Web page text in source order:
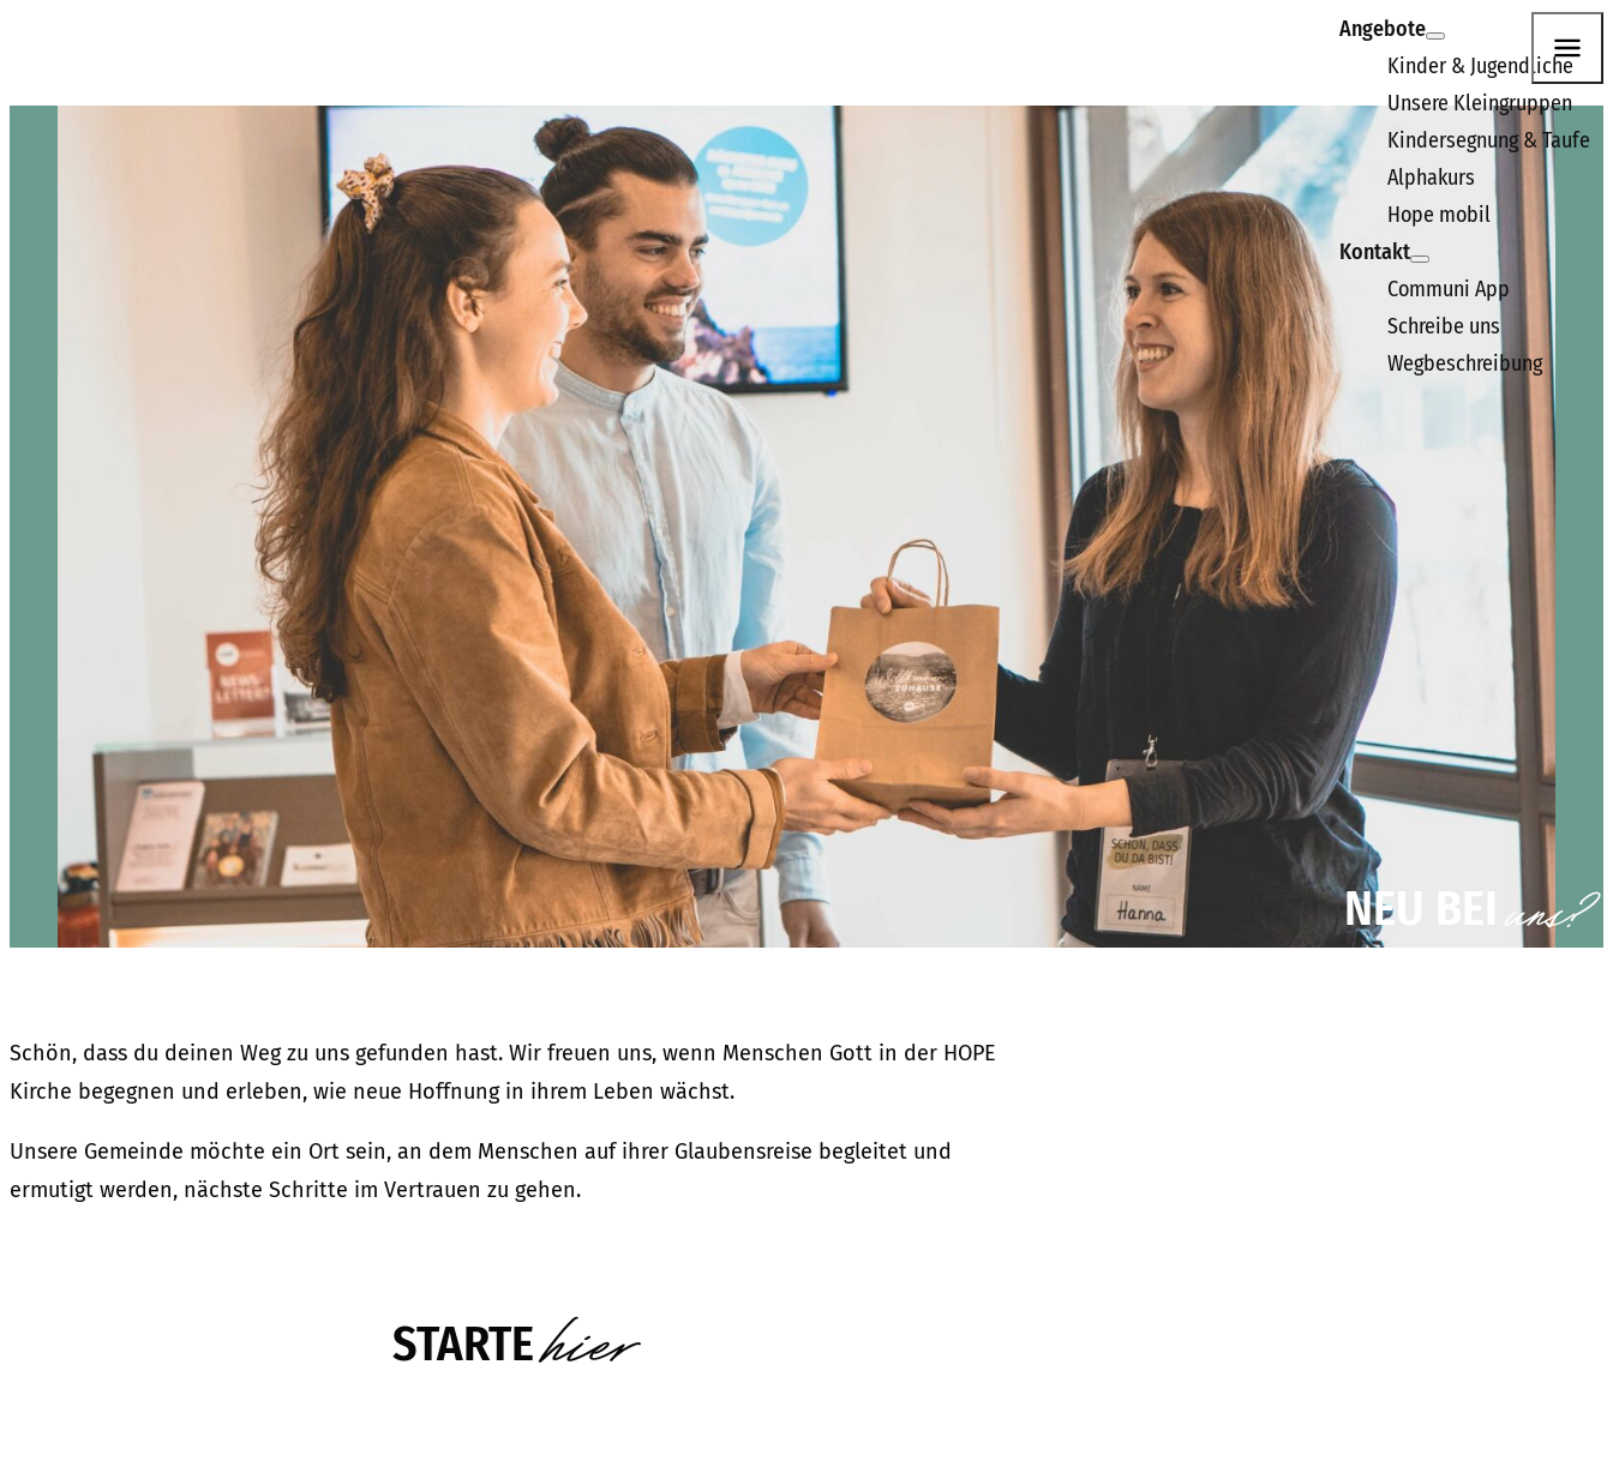
Die HOPE Kirche ist eine moderne Kirche, in der jeder Mensch willkommen ist. Uns gibt es, damit Menschen Hoffnung finden. Wir freuen uns darauf, dich kennenzulernen.
Angebote
Kinder & Jugendliche
Unsere Kleingruppen
Kindersegnung & Taufe
Alphakurs
Hope mobil
Kontakt
Communi App
Schreibe uns
Wegbeschreibung
NEU BEI uns?
Schön, dass du deinen Weg zu uns gefunden hast. Wir freuen uns, wenn Menschen Gott in der HOPE
Kirche begegnen und erleben, wie neue Hoffnung in ihrem Leben wächst.
Unsere Gemeinde möchte ein Ort sein, an dem Menschen auf ihrer Glaubensreise begleitet und
ermutigt werden, nächste Schritte im Vertrauen zu gehen.
STARTEhier